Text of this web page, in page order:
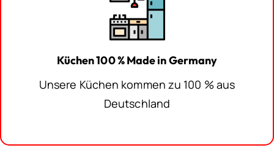
Küchen 100 % Made in Germany
Unsere Küchen kommen zu 100 % aus
Deutschland